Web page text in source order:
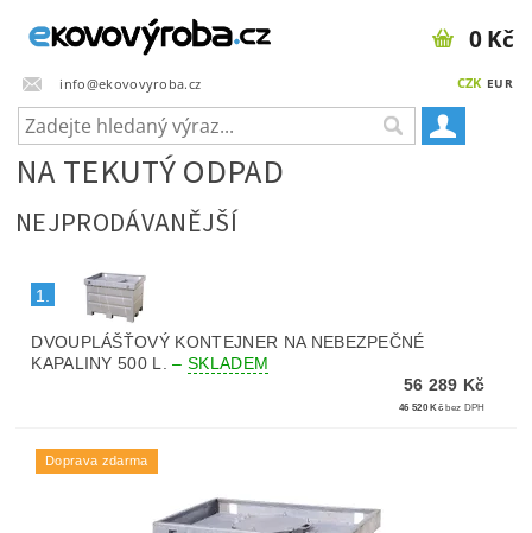
info@ekovovyroba.cz CZK EUR
0 Kč
NA TEKUTÝ ODPAD
NEJPRODÁVANĚJŠÍ
1.
DVOUPLÁŠŤOVÝ KONTEJNER NA NEBEZPEČNÉ
KAPALINY 500 L.–SKLADEM
56 289 Kč
46 520 Kč bez DPH
Doprava zdarma